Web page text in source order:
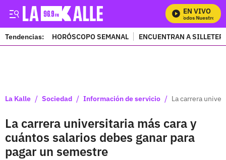
EN VIVO
Mira Todos Nuestros
Tendencias: HORÓSCOPO SEMANAL ENCUENTRAN A
La Kalle / Sociedad / Información de servicio / La carrera
La carrera universitaria más cara y
cuántos salarios debes ganar para
pagar un semestre